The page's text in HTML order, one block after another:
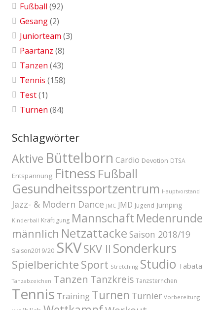
Fußball (92)
Gesang(2)
Juniorteam (3)
Paartanz (8)
Tanzen (43)
Tennis (158)
Test(1)
Turnen (84)
Schlagwörter
Aktive Büttelborn Cardio Devotion DTSA
Entspannung Fitness Fußball
Gesundheitssportzentrum Hauptvorstand
Jazz- & Modern Dance JMC JMD Jugend Jumping
Kinderball Kräftigung Mannschaft Medenrunde
männlich Netzattacke Saison 2018/19
Saison2019/20 SKVSKV II Sonderkurs
Spielberichte Sport Stretching Studio Tabata
Tanzabzeichen Tanzen Tanzkreis Tanzsternchen
Tennis Training Turnen Turnier Vorbereitung